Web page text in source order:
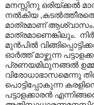
മനസ്സിനു ഒരിയ്ക്കൽ
നൽകിയ
മാത്രമാണ്
മാത്രമാണെങ്കിലും.
മുൻപിൽ
ഓർത്ത് മാഴ്കുന്ന
പ്രണയമിഥുനങ്ങൽ
വിരോധാഭാസമെന്നു
പൊട്ടിപ്പോകുന്ന
പട്ടാളക്കാരൻ